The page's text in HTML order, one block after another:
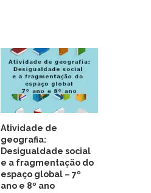
Atividade de
geografia:
Desigualdade social
e a fragmentação do
espaço global – 7º
ano e 8º ano